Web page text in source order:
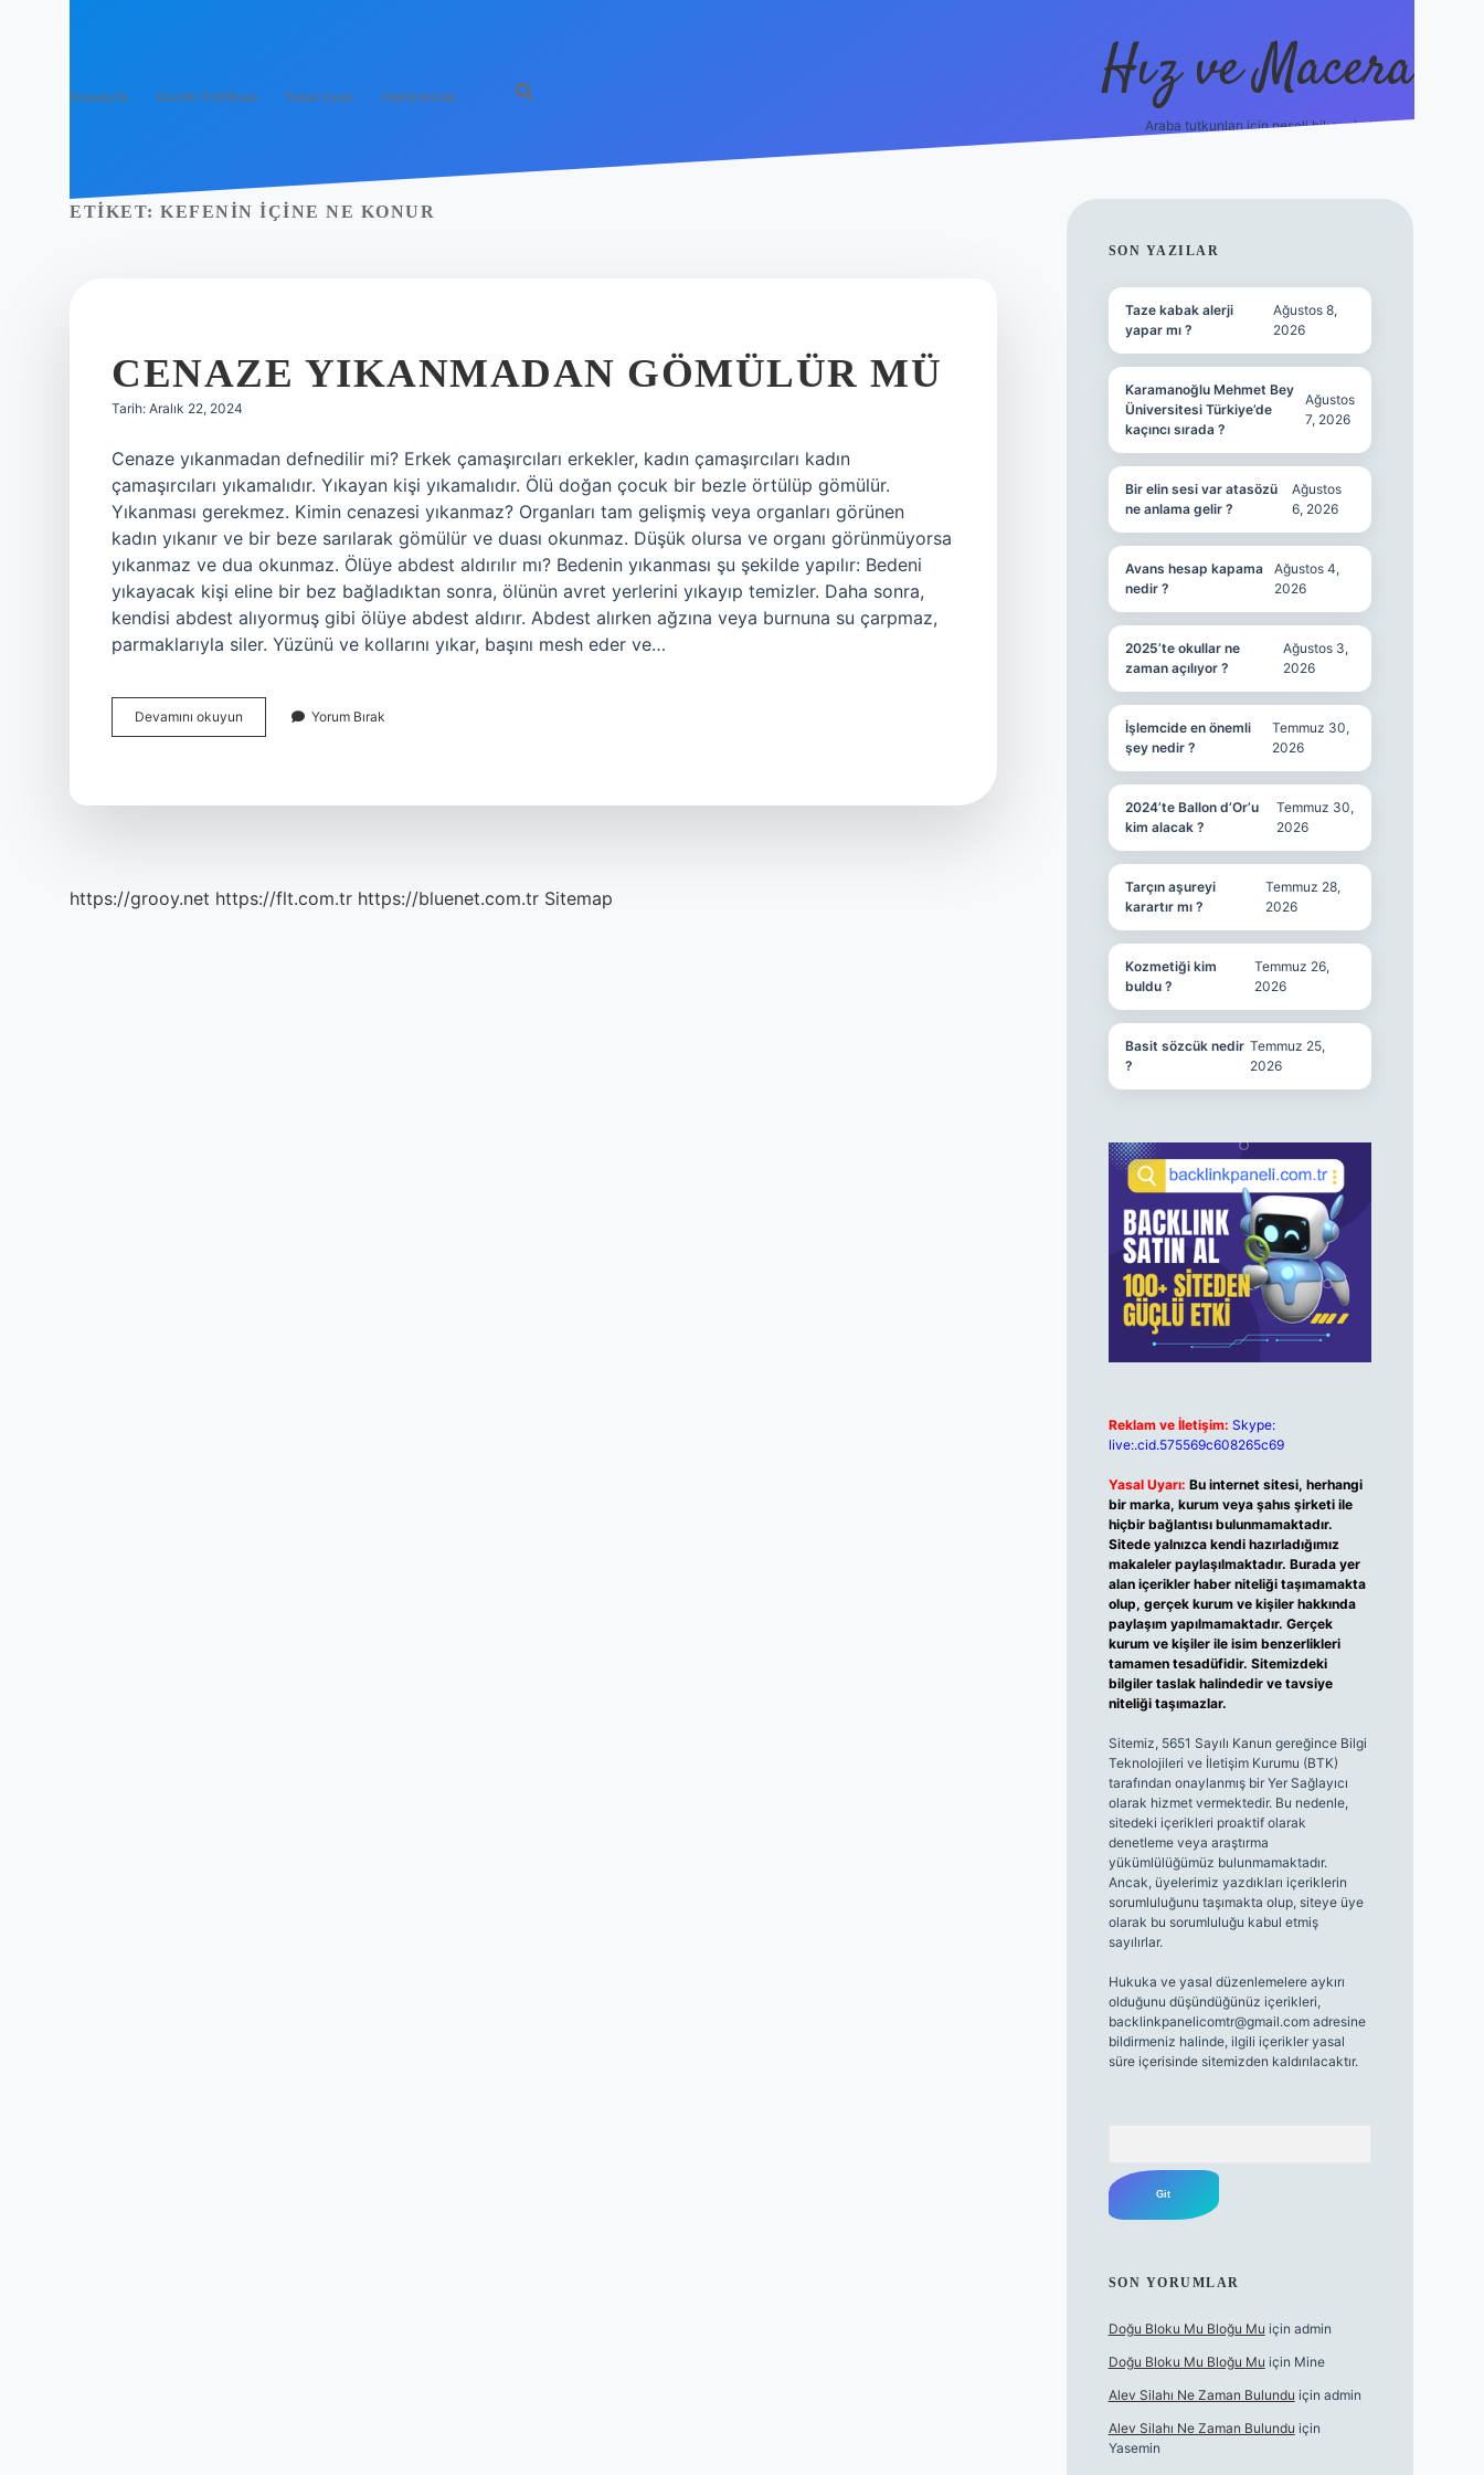
Anasayfa Gizlilik Politikası Yasal Uyarı Hakkımızda Hız ve Macera
Araba tutkunları için neşeli hikayeler!
ETIKET: KEFENIN IÇINE NE KONUR
CENAZE YIKANMADAN GÖMÜLÜR MÜ
Tarih: Aralık 22, 2024
Cenaze yıkanmadan defnedilir mi? Erkek çamaşırcıları erkekler, kadın çamaşırcıları kadın
çamaşırcıları yıkamalıdır. Yıkayan kişi yıkamalıdır. Ölü doğan çocuk bir bezle örtülüp gömülür.
Yıkanması gerekmez. Kimin cenazesi yıkanmaz? Organları tam gelişmiş veya organları görünen
kadın yıkanır ve bir beze sarılarak gömülür ve duası okunmaz. Düşük olursa ve organı görünmüyorsa
yıkanmaz ve dua okunmaz. Ölüye abdest aldırılır mı? Bedenin yıkanması şu şekilde yapılır: Bedeni
yıkayacak kişi eline bir bez bağladıktan sonra, ölünün avret yerlerini yıkayıp temizler. Daha sonra,
kendisi abdest alıyormuş gibi ölüye abdest aldırır. Abdest alırken ağzına veya burnuna su çarpmaz,
parmaklarıyla siler. Yüzünü ve kollarını yıkar, başını mesh eder ve…
Devamını okuyun
Yıkanmadan
Yorum Bırak
https://grooy.net https://flt.com.tr https://bluenet.com.tr Sitemap
SIDEBAR
SON YAZILAR
Taze kabak alerji
yapar mı ?
Ağustos 8,
2026
Karamanoğlu Mehmet Bey
Üniversitesi Türkiye’de
kaçıncı sırada ?
Ağustos
7, 2026
Bir elin sesi var atasözü
ne anlama gelir ?
Ağustos
6, 2026
Avans hesap kapama
nedir ?
Ağustos 4,
2026
2025’te okullar ne
zaman açılıyor ?
Ağustos 3,
2026
İşlemcide en önemli
şey nedir ?
Temmuz 30,
2026
2024’te Ballon d’Or’u
kim alacak ?
Temmuz 30,
2026
Tarçın aşureyi
karartır mı ?
Temmuz 28,
2026
Kozmetiği kim
buldu ?
Temmuz 26,
2026
Basit sözcük nedir
?
Temmuz 25,
2026
Reklam ve İletişim: Skype:
live:.cid.575569c608265c69
Yasal Uyarı: Bu internet sitesi, herhangi
bir marka, kurum veya şahıs şirketi ile
hiçbir bağlantısı bulunmamaktadır.
Sitede yalnızca kendi hazırladığımız
makaleler paylaşılmaktadır. Burada yer
alan içerikler haber niteliği taşımamakta
olup, gerçek kurum ve kişiler hakkında
paylaşım yapılmamaktadır. Gerçek
kurum ve kişiler ile isim benzerlikleri
tamamen tesadüfidir. Sitemizdeki
bilgiler taslak halindedir ve tavsiye
niteliği taşımazlar.
Sitemiz, 5651 Sayılı Kanun gereğince Bilgi
Teknolojileri ve İletişim Kurumu (BTK)
tarafından onaylanmış bir Yer Sağlayıcı
olarak hizmet vermektedir. Bu nedenle,
sitedeki içerikleri proaktif olarak
denetleme veya araştırma
yükümlülüğümüz bulunmamaktadır.
Ancak, üyelerimiz yazdıkları içeriklerin
sorumluluğunu taşımakta olup, siteye üye
olarak bu sorumluluğu kabul etmiş
sayılırlar.
Hukuka ve yasal düzenlemelere aykırı
olduğunu düşündüğünüz içerikleri,
backlinkpanelicomtr@gmail.comadresine
bildirmeniz halinde, ilgili içerikler yasal
süre içerisinde sitemizden kaldırılacaktır.
SON YORUMLAR
Doğu Bloku Mu Bloğu Mu için admin
Doğu Bloku Mu Bloğu Mu için Mine
Alev Silahı Ne Zaman Bulundu için admin
Alev Silahı Ne Zaman Bulundu için
Yasemin
tulipbet.online